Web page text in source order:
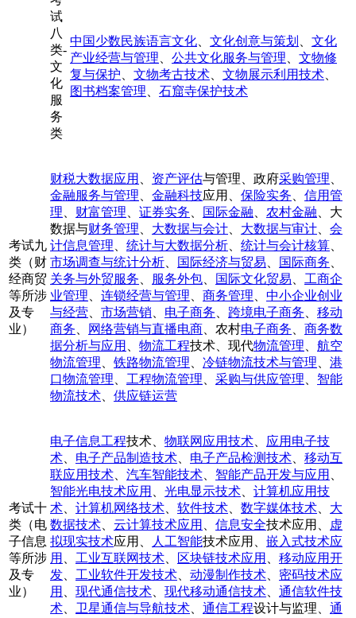
试
八
类-
文
化
服
务
类
中国少数民族语言文化 文化创意与策划
文化
产业经营与管理
公共文化服务与管理
文物修
复与保护
文物考古技术 文物展示利用技术
图书档案管理
石窟寺保护技术
考试九
类（财
经商贸
等所涉
及专
业）
财税大数据应用 资产评估与管理、政府采购管理
金融服务与管理
金融科技应用、 保险实务
信用管
理
财富管理 证券实务 国际金融 农村金融 、大
数据与财务管理 大数据与会计 大数据与审计
会
计信息管理
统计与大数据分析 统计与会计核算
市场调查与统计分析
国际经济与贸易 国际商务
关务与外贸服务
服务外包 国际文化贸易
工商企
业管理
连锁经营与管理 商务管理
中小企业创业
与经营
市场营销 电子商务 跨境电子商务
移动
商务
网络营销与直播电商 、农村电子商务
商务数
据分析与应用
物流工程技术、现代物流管理
航空
物流管理
铁路物流管理 冷链物流技术与管理
港
口物流管理
工程物流管理 采购与供应管理
智能
物流技术
供应链运营
考试十
类（电
子信息
等所涉
及专
业）
电子信息工程技术、 物联网应用技术
应用电子技
术
电子产品制造技术 电子产品检测技术
移动互
联应用技术
汽车智能技术 智能产品开发与应用
智能光电技术应用
光电显示技术
计算机应用技
术
计算机网络技术 软件技术 数字媒体技术
大
数据技术
云计算技术应用 信息安全技术应用、
虚
拟现实技术应用、 人工智能技术应用、 嵌入式技术应
用
工业互联网技术 区块链技术应用
移动应用开
发
工业软件开发技术 动漫制作技术
密码技术应
用
现代通信技术 现代移动通信技术
通信软件技
术
卫星通信与导航技术 通信工程设计与监理、 通